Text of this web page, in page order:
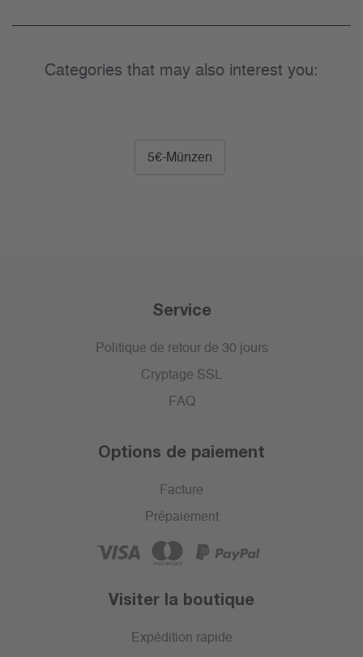
Categories that may also interest you:
5€-Münzen
Service
Politique de retour de 30 jours
Cryptage SSL
FAQ
Options de paiement
Facture
Prépaiement
Visiter la boutique
Expédition rapide